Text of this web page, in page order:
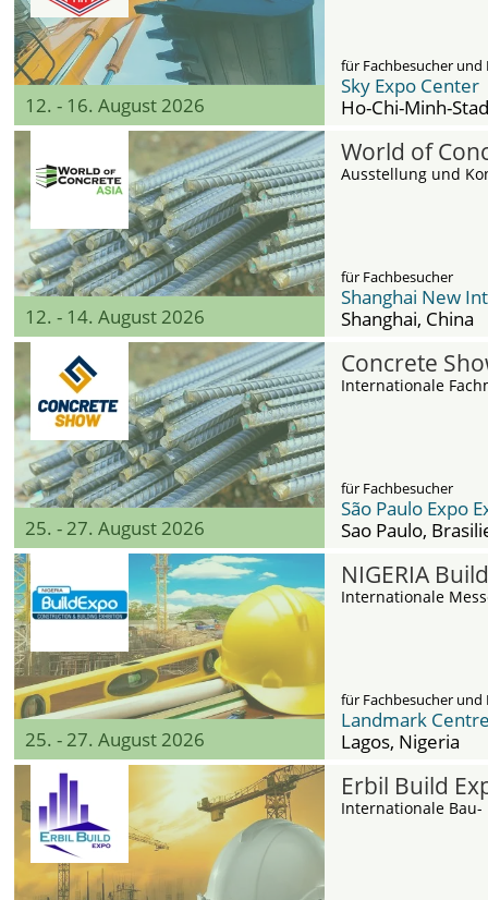
12. - 16. August 2026
für Fachbesucher
Sky Expo Center
Ho-Chi-Minh-
12. - 14. August 2026
World of
Ausstellung und
für Fachbesucher
Shanghai New
Shanghai, China
25. - 27. August 2026
Concrete
Internationale
für Fachbesucher
São Paulo Expo
Sao Paulo,
25. - 27. August 2026
NIGERIA
Internationale
für Fachbesucher
Landmark
Lagos, Nigeria
Erbil Build
Internationale